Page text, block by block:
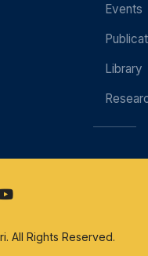
Events
Library
All Rights Reserved.